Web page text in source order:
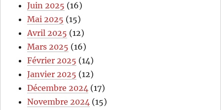
Juin 2025 (16)
Mai 2025 (15)
Avril 2025 (12)
Mars 2025 (16)
Février 2025 (14)
Janvier 2025 (12)
Décembre 2024 (17)
Novembre 2024 (15)